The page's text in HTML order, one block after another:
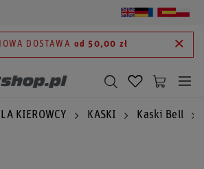
DOSTAWA od 50,00 zł
KIEROWCY KASKI Kaski Bell